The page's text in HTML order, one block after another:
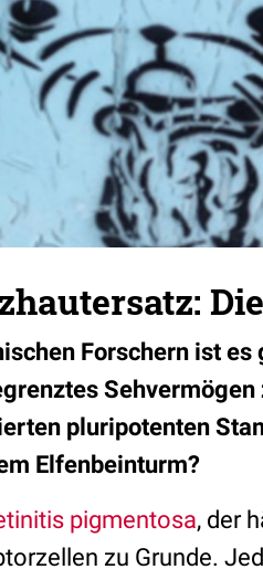
Forschern ist
pluripotenten
Elfenbeinturm?
pigmentosa, der
zu Grunde.